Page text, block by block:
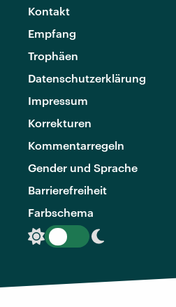
Kontakt
Empfang
Trophäen
Datenschutzerklärung
Impressum
Korrekturen
Kommentarregeln
Gender und Sprache
Barrierefreiheit
Farbschema